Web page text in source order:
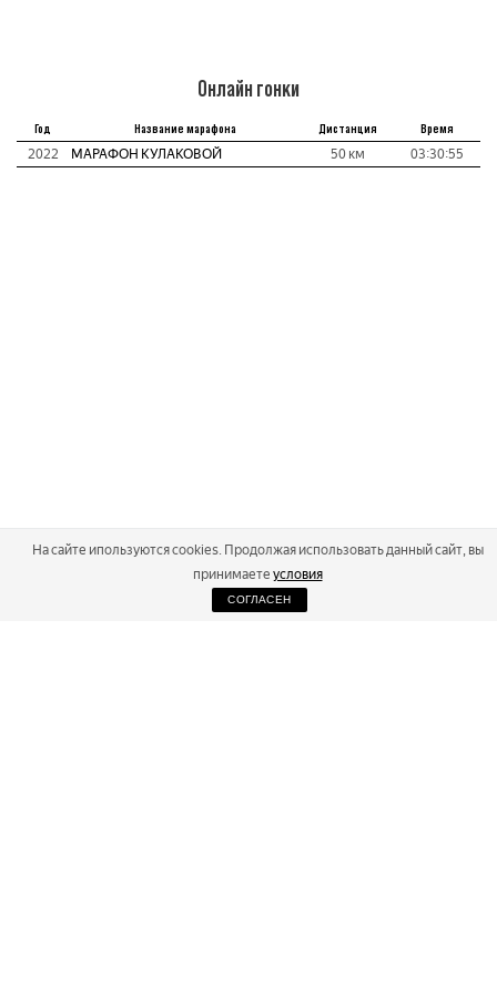
Онлайн гонки
Год Название марафона Дистанция Время
2022 МАРАФОН КУЛАКОВОЙ 50 км 03:30:55
На сайте ипользуются cookies. Продолжая использовать данный сайт, вы
принимаете условия
СОГЛАСЕН